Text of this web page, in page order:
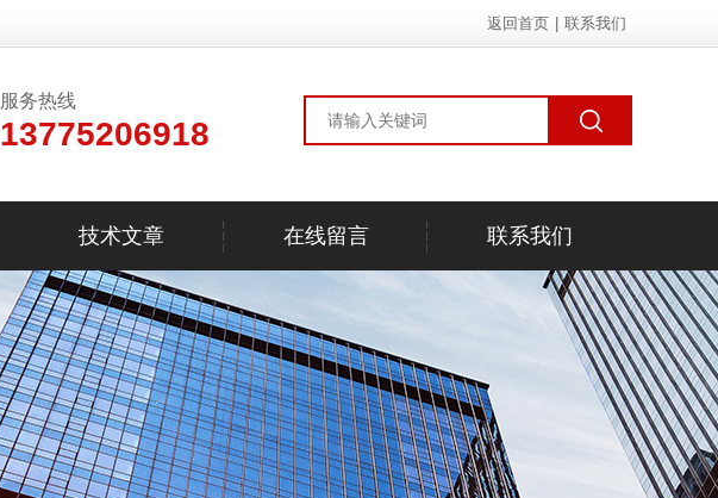
返回首页 联系我们
服务热线
13775206918
技术文章 在线留言 联系我们